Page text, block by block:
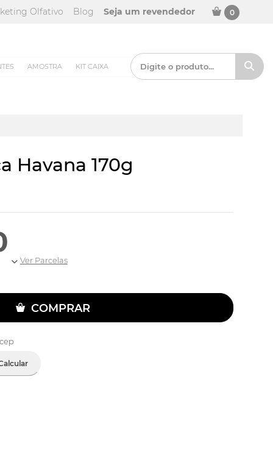
0
Olfativo Blog Seja um revendedor
AMOSTRA KIT CAIXA
Havana 170g
Ver Parcelas
COMPRAR